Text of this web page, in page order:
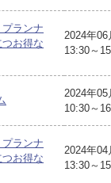
ランナ
お得な
2024年06
13:30～
2024年05
10:30～
ランナ
お得な
2024年04
13:30～